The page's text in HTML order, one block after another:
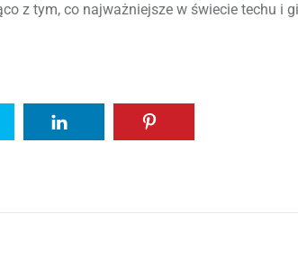
z tym, co najważniejsze w świecie techu i